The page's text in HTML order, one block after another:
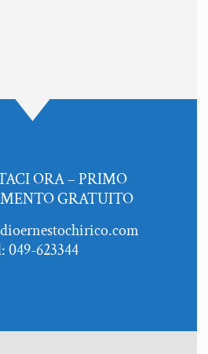
ORA – PRIMO
GRATUITO
049-623344